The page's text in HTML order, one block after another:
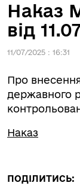
Наказ
від
11/07/2025 : 16:31
Про
державного
Наказ
ПОДІЛИТИСЬ: